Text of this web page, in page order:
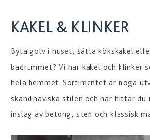
KAKEL & KLINKER
Byta golv i huset, sätta kökskakel
badrummet? Vi har kakel och klinker
hela hemmet. Sortimentet är noga
skandinaviska stilen och här hittar du
inslag av betong, sten och klassisk